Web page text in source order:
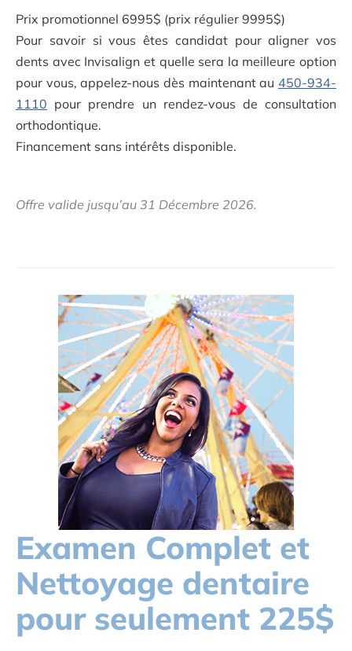
Prix promotionnel 6995$ (prix régulier 9995$)
Pour savoir si vous êtes candidat pour aligner vos
dents avec Invisalign et quelle sera la meilleure option
pour vous, appelez-nous dès maintenant au 450-934-
1110 pour prendre un rendez-vous de consultation
orthodontique.
Financement sans intérêts disponible.
Offre valide jusqu’au 31 Décembre 2026.
Examen Complet et
Nettoyage dentaire
pour seulement 225$